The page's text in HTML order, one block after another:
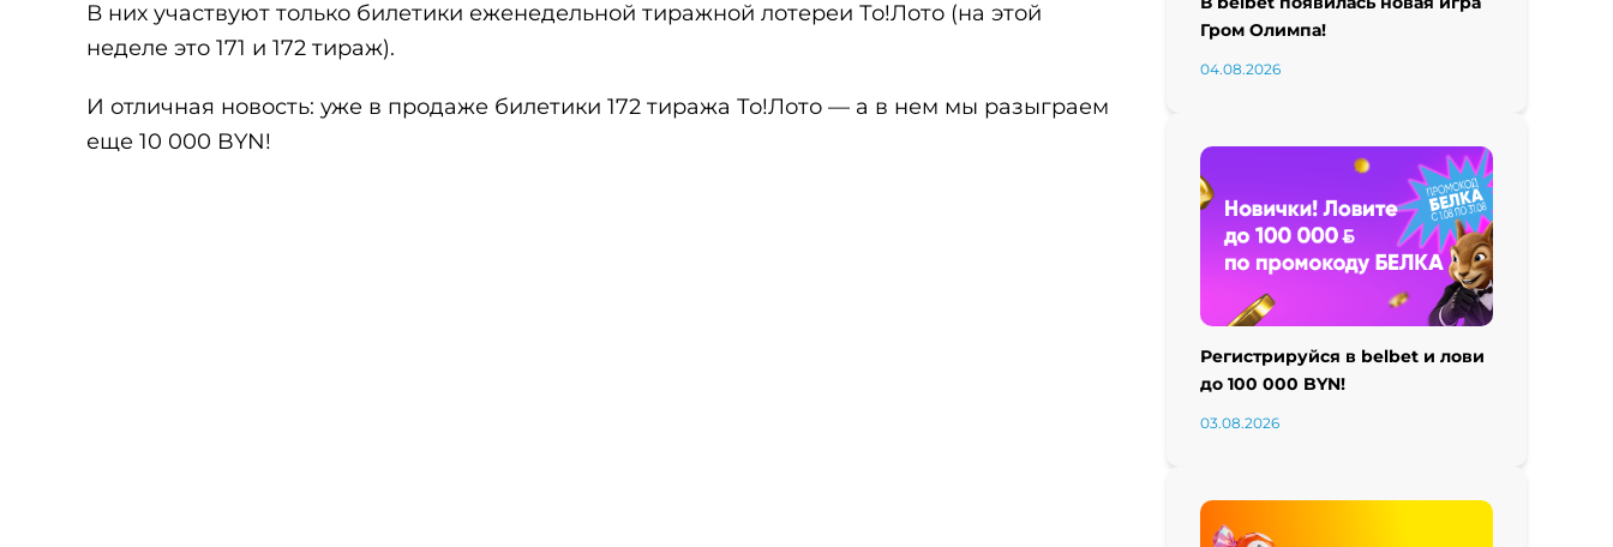
В них участвуют только билетики еженедельной тиражной лотереи То!Лото (на этой
неделе это 171 и 172 тираж).
И отличная новость: уже в продаже билетики 172 тиража То!Лото — а в нем мы разыграем
еще 10 000 BYN!
Гром Олимпа!
04.08.2026
Регистрируйся в belbet и лови
до 100 000 BYN!
03.08.2026